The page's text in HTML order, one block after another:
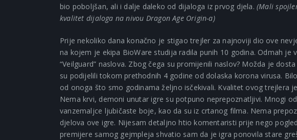
bio poboljšan, ali i dalje daleko od dijaloga iz prvog djela.(Mali
kvalitet dijaloga na nivou Dragon Age Origin-a)
Prije nekoliko dana konačno je stigao trejler za najnoviji dio ove
na kojem je ekipa BioWare studija radila punih 10 godina. Odmah je
“Veilguard” naslova. Zbog čega su promijenili naslov? Možda je
su podijelili tokom prethodnih 4 godine od dolaska korona virusa.
od onoga što smo godinama željno isčekivali. Kvalitet ovog trejlera
Nema krvi, demoni unutar igre su potpuno neprepoznatljivi. Mnogi
vanzemaljce ljubičaste boje, kao da su iz crtanog filma. Nema
djelova ove igre. Nijesam detaljno htio komentaristi prije nego
premijere samog gejmpleja shvatio sam da je igra ponovila stare